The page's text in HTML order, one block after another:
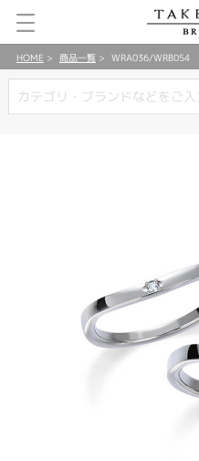
HOME 商品一覧 WRA036/WRB054